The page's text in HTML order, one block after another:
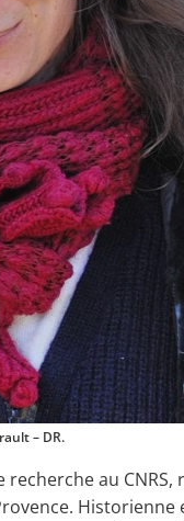
– DR.
recherche au CNRS,
Historienne